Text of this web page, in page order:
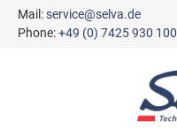
content
Mail:service@selva.de
Phone:+49 (0) 7425 930 100